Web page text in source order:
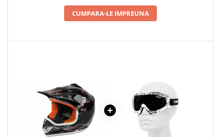
CUMPARA-LE IMPREUNA